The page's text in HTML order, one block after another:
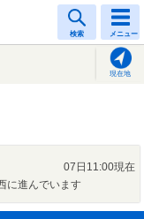
検索 メニュー
現在地
07日11:00現在
に進んでいます